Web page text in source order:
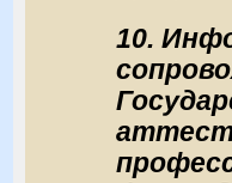
10.